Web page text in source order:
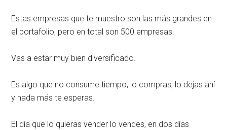
Estas empresas que te muestro son las más grandes en
el portafolio, pero en total son 500 empresas.
Vas a estar muy bien diversificado.
Es algo que no consume tiempo, lo compras, lo dejas ahí
y nada más te esperas.
El día que lo quieras vender lo vendes, en dos días